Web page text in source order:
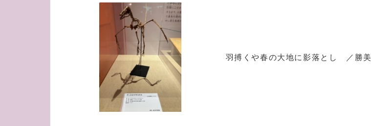
羽搏くや春の大地に影落とし ／勝美